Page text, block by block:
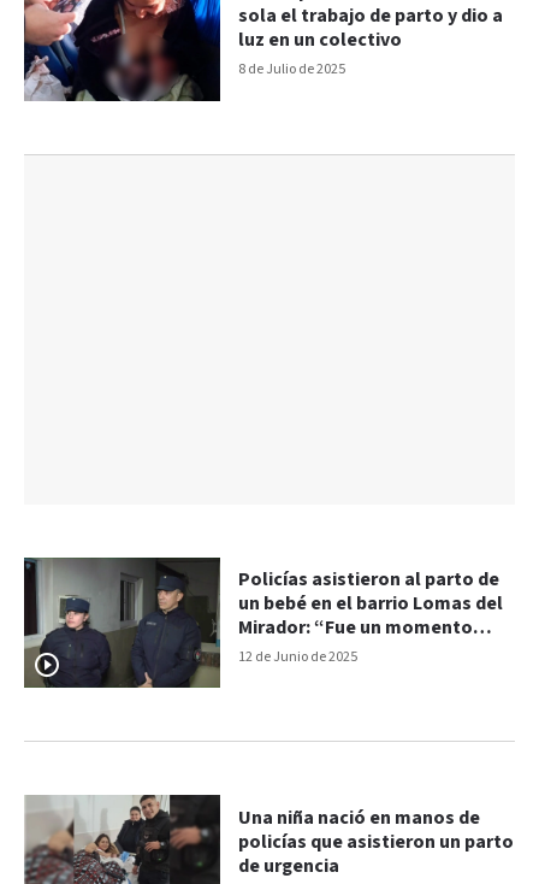
8 de Julio de 2025
sola el trabajo de parto y dio a
luz en un colectivo
12 de Junio de 2025
Policías asistieron al parto de
un bebé en el barrio Lomas del
Mirador: “Fue un momento
único”
Una niña nació en manos de
policías que asistieron un parto
de urgencia